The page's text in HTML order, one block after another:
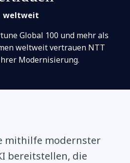
weltweit
Global 100 und mehr als
weltweit vertrauen NTT
Modernisierung.
mithilfe modernster
bereitstellen, die